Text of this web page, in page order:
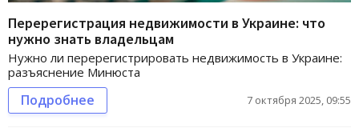
Перерегистрация недвижимости в Украине: что
нужно знать владельцам
Нужно ли перерегистрировать недвижимость в Украине:
разъяснение Минюста
Подробнее 7 октября 2025, 09:55